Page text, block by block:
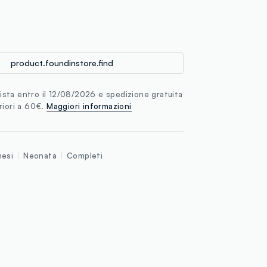
product.foundinstore.find
entro il 12/08/2026 e spedizione gratuita
a 60€.Maggiori informazioni
Neonata Completi